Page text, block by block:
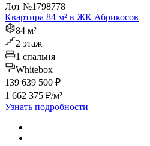
Лот №1798778
Квартира 84 м² в ЖК Абрикосов
84 м²
2 этаж
1 спальня
Whitebox
139 639 500 ₽
1 662 375 ₽/м²
Узнать подробности